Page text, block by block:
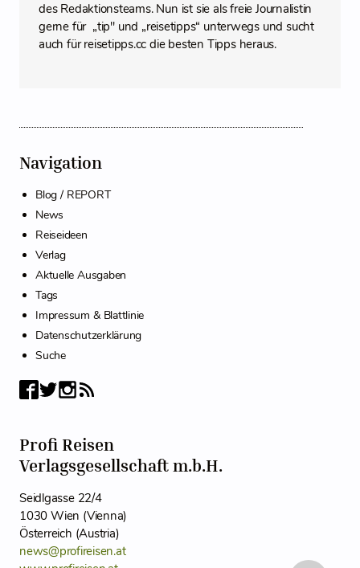
des Redaktionsteams. Nun ist sie als freie Journalistin
gerne für „tip" und „reisetipps“ unterwegs und sucht
auch für reisetipps.cc die besten Tipps heraus.
Navigation
Blog / REPORT
News
Reiseideen
Verlag
Aktuelle Ausgaben
Tags
Impressum & Blattlinie
Datenschutzerklärung
Suche
Profi Reisen
Verlagsgesellschaft m.b.H.
Seidlgasse 22/4
1030 Wien (Vienna)
Österreich (Austria)
news@profireisen.at